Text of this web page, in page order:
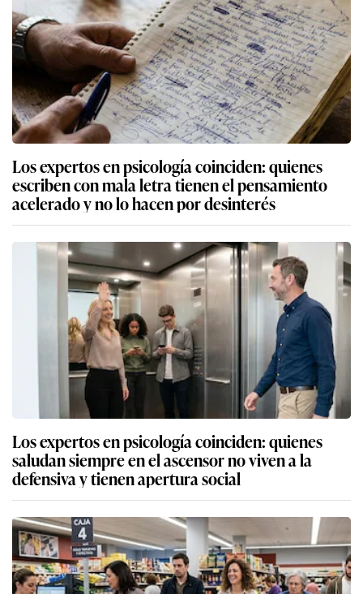
Los expertos en psicología coinciden: quienes
escriben con mala letra tienen el pensamiento
acelerado y no lo hacen por desinterés
Los expertos en psicología coinciden: quienes
saludan siempre en el ascensor no viven a la
defensiva y tienen apertura social